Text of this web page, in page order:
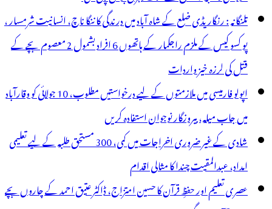
تلنگانہ : رنگاریڈی ضلع کے شاہ آباد میں درندگی کا ننگا ناچ، انسانیت شرمسار ،
پو کسو کیس کے ملزم راجکمار کے ہاتھوں 6 افراد بشمول 2 معصوم بچے کے
قتل کی لرزہ خیز واردات
اپولو فارمیسی میں ملازمتوں کے لیے درخواستیں مطلوب، 10 جولائی کو وقارآباد
میں جاب میلہ، بیروزگار نوجوان استفادہ کریں
شادی کے غیر ضروری اخراجات میں کمی، 300 مستحق طلبہ کے لیے تعلیمی
امداد، عبدالمقیت چندا کا مثالی اقدام
عصری تعلیم اور حفظِ قرآن کا حسین امتزاج، ڈاکٹر عتیق احمد کے چاروں بچے